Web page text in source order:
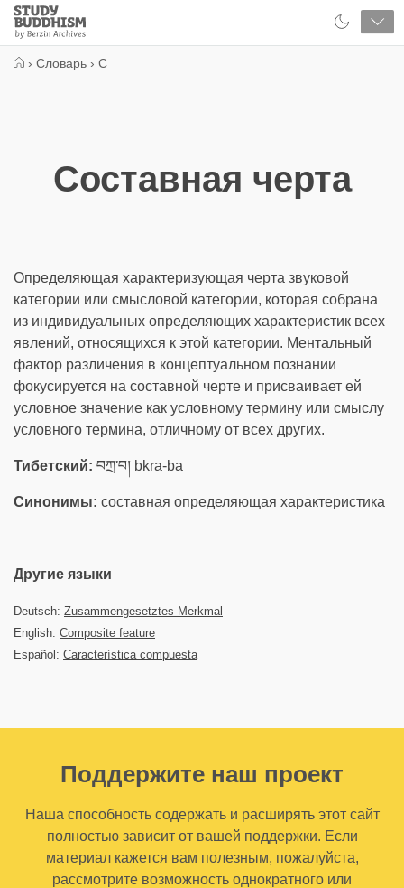
Close
Study
Buddhism
› Словарь › С
Составная черта
Определяющая характеризующая черта звуковой
категории или смысловой категории, которая собрана
из индивидуальных определяющих характеристик всех
явлений, относящихся к этой категории. Ментальный
фактор различения в концептуальном познании
фокусируется на составной черте и присваивает ей
условное значение как условному термину или смыслу
условного термина, отличному от всех других.
Тибетский: བཀྲ་བ། bkra-ba
Синонимы: составная определяющая характеристика
Другие языки
Deutsch: Zusammengesetztes Merkmal
English: Composite feature
Español: Característica compuesta
Поддержите наш проект
Наша способность содержать и расширять этот сайт
полностью зависит от вашей поддержки. Если
материал кажется вам полезным, пожалуйста,
рассмотрите возможность однократного или